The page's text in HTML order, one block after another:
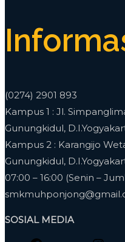
(0274) 2901 893
Kampus 1 : Jl.
Gunungkidul,
Kampus 2 : Karangijo
Gunungkidul,
07:00 – 16:00 (Senin –
SOSIAL MEDIA